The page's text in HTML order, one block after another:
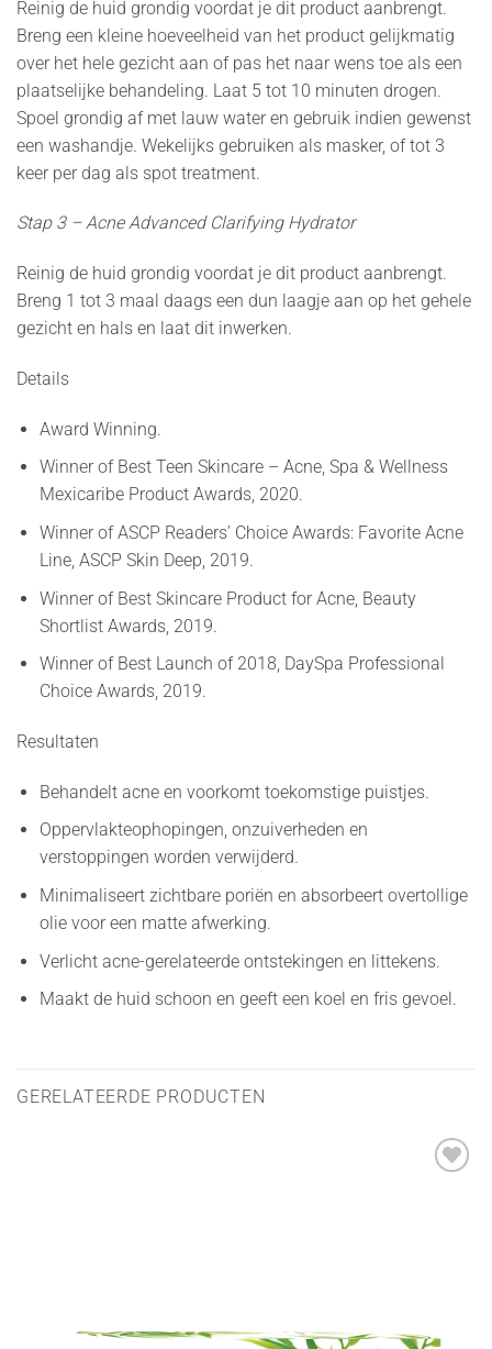
Reinig de huid grondig voordat je dit product aanbrengt.
Breng een kleine hoeveelheid van het product gelijkmatig
over het hele gezicht aan of pas het naar wens toe als een
plaatselijke behandeling. Laat 5 tot 10 minuten drogen.
Spoel grondig af met lauw water en gebruik indien gewenst
een washandje. Wekelijks gebruiken als masker, of tot 3
keer per dag als spot treatment.
Stap 3 – Acne Advanced Clarifying Hydrator
Reinig de huid grondig voordat je dit product aanbrengt.
Breng 1 tot 3 maal daags een dun laagje aan op het gehele
gezicht en hals en laat dit inwerken.
Details
Award Winning.
Winner of Best Teen Skincare – Acne, Spa & Wellness
Mexicaribe Product Awards, 2020.
Winner of ASCP Readers’ Choice Awards: Favorite Acne
Line, ASCP Skin Deep, 2019.
Winner of Best Skincare Product for Acne, Beauty
Shortlist Awards, 2019.
Winner of Best Launch of 2018, DaySpa Professional
Choice Awards, 2019.
Resultaten
Behandelt acne en voorkomt toekomstige puistjes.
Oppervlakteophopingen, onzuiverheden en
verstoppingen worden verwijderd.
Minimaliseert zichtbare poriën en absorbeert overtollige
olie voor een matte afwerking.
Verlicht acne-gerelateerde ontstekingen en littekens.
Maakt de huid schoon en geeft een koel en fris gevoel.
GERELATEERDE PRODUCTEN